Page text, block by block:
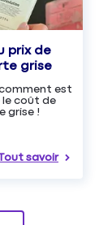
prix de
grise
est
coût de
grise !
savoir